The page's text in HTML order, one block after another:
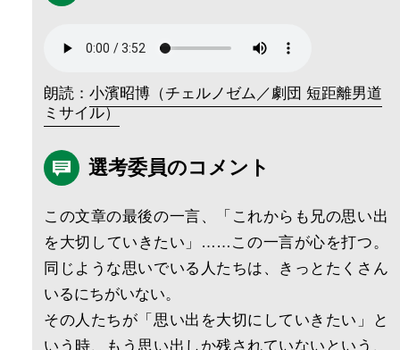
朗読：小濱昭博（チェルノゼム／劇団 短距離男道
ミサイル）
選考委員のコメント
この文章の最後の一言、「これからも兄の思い出
を大切していきたい」……この一言が心を打つ。
同じような思いでいる人たちは、きっとたくさん
いるにちがいない。
その人たちが「思い出を大切にしていきたい」と
いう時、もう思い出しか残されていないという、